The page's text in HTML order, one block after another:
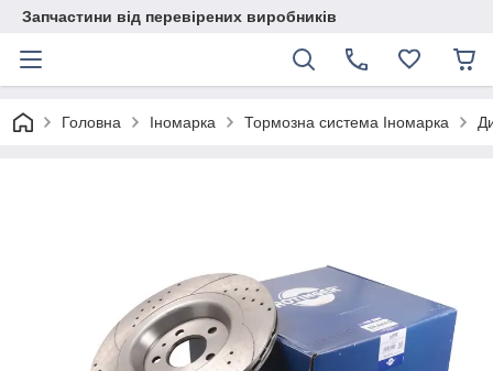
Запчастини від перевірених виробників
Головна Іномарка Тормозна система Іномарка